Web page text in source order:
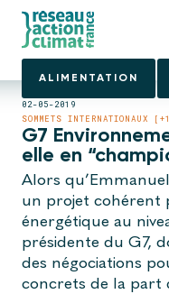
ALIMENTATION
02-05-2019
SOMMETS INTERNATIONAUX
G7
elle en
Alors
un projet cohérent
énergétique au
présidente du G7,
des négociations
concrets de la part